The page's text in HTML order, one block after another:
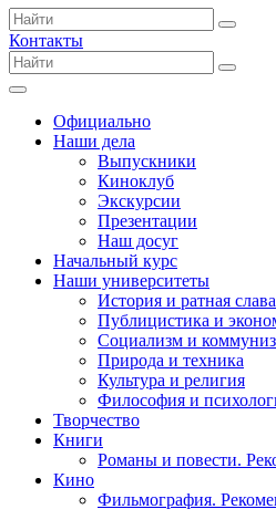
Контакты
Официально
Наши дела
Выпускники
Киноклуб
Экскурсии
Презентации
Наш досуг
Начальный курс
Наши университеты
История и ратная слава
Публицистика и
Социализм и
Природа и техника
Культура и религия
Философия и
Творчество
Книги
Романы и повести.
Кино
Фильмография.